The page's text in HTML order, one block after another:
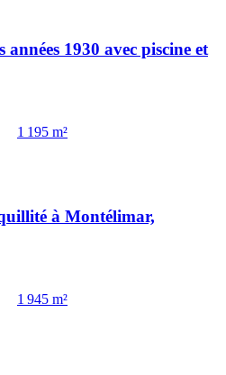
années 1930 avec piscine et
1 195 m²
à Montélimar,
1 945 m²